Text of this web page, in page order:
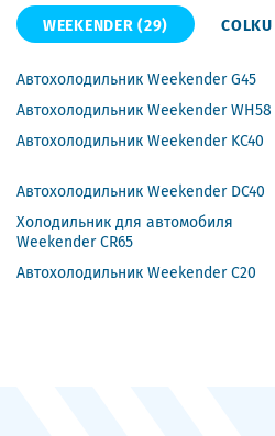
WEEKENDER(29) COLKU
Автохолодильник Weekender G45
Автохолодильник Weekender WH58
Автохолодильник Weekender KC40
Автохолодильник Weekender DC40
Холодильник для автомобиля
Weekender CR65
Автохолодильник Weekender C20